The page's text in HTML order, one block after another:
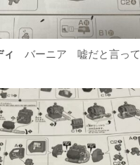
ィ バーニア 嘘だと言って